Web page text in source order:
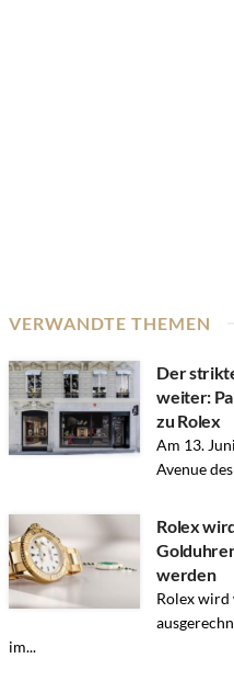
VERWANDTE THEMEN
Der
weiter:
zu Rolex
Am 13.
Avenue
Rolex
werden
Rolex wird
im...